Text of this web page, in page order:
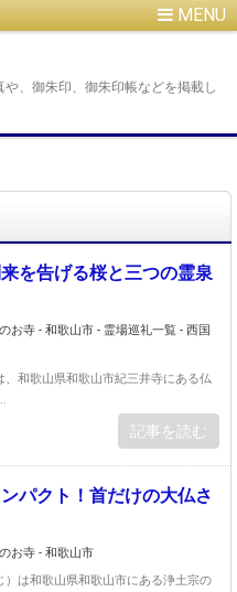
、御朱印、御朱印帳などを掲載し
を告げる桜と三つの霊泉
お寺 - 和歌山市 - 霊場巡礼一覧 - 西国
、和歌山県和歌山市紀三井寺にある仏
記事を読む
パクト！首だけの大仏さ
お寺 - 和歌山市
）は和歌山県和歌山市にある浄土宗の